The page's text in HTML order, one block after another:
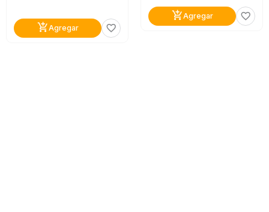
add_shopping_cartAgregar favorite_border
add_shopping_cartAgregar favorite_border